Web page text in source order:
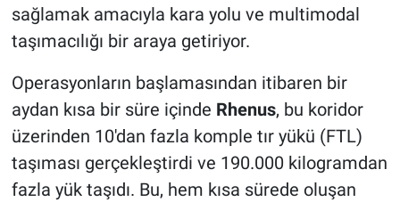
sağlamak amacıyla kara yolu ve multimodal
taşımacılığı bir araya getiriyor.
Operasyonların başlamasından itibaren bir
aydan kısa bir süre içinde Rhenus, bu koridor
üzerinden 10'dan fazla komple tır yükü (FTL)
taşıması gerçekleştirdi ve 190.000 kilogramdan
fazla yük taşıdı. Bu, hem kısa sürede oluşan